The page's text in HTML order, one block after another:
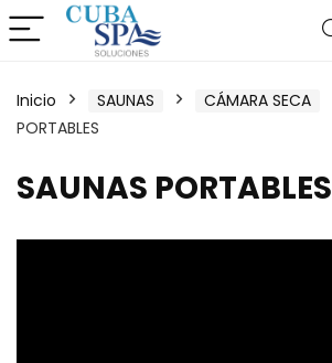
Inicio SAUNAS CÁMARA SECA
PORTABLES
SAUNAS PORTABLES